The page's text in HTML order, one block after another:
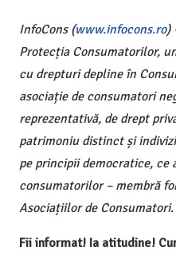
InfoCons (www.infocons.ro)
Protecția Consumatorilor,
cu drepturi depline în
asociație de consumatori
reprezentativă, de drept
patrimoniu distinct și
pe principii democratice, ce
consumatorilor – membră
Asociațiilor de Consumatori.
Fii informat! Ia atitudine!